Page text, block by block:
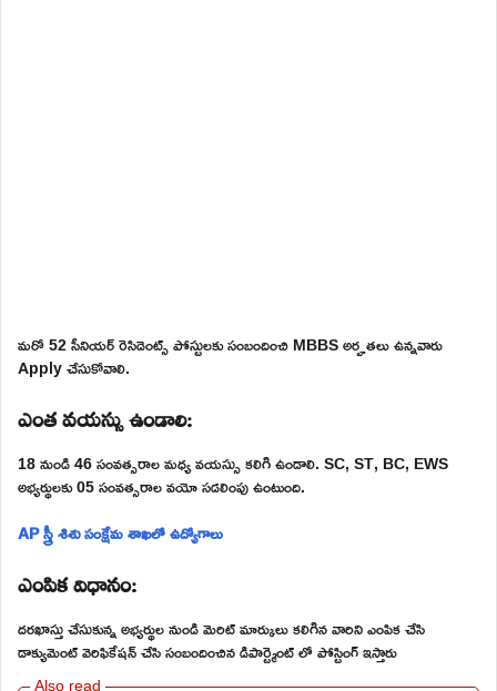
మరో 52 సీనియర్ రెసిడెంట్స్ పోస్టులకు సంబందించి MBBS అర్హతలు ఉన్నవారు
Apply చేసుకోవాలి.
ఎంత వయస్సు ఉండాలి:
18 నుండి 46 సంవత్సరాల మధ్య వయస్సు కలిగి ఉండాలి. SC, ST, BC, EWS
అభ్యర్థులకు 05 సంవత్సరాల వయో సడలింపు ఉంటుంది.
AP స్త్రీ శిశు సంక్షేమ శాఖలో ఉద్యోగాలు
ఎంపిక విధానం:
దరఖాస్తు చేసుకున్న అభ్యర్థుల నుండి మెరిట్ మార్కులు కలిగిన వారిని ఎంపిక చేసి
డాక్యుమెంట్ వెరిఫికేషన్ చేసి సంబందించిన డిపార్ట్మెంట్ లో పోస్టింగ్ ఇస్తారు